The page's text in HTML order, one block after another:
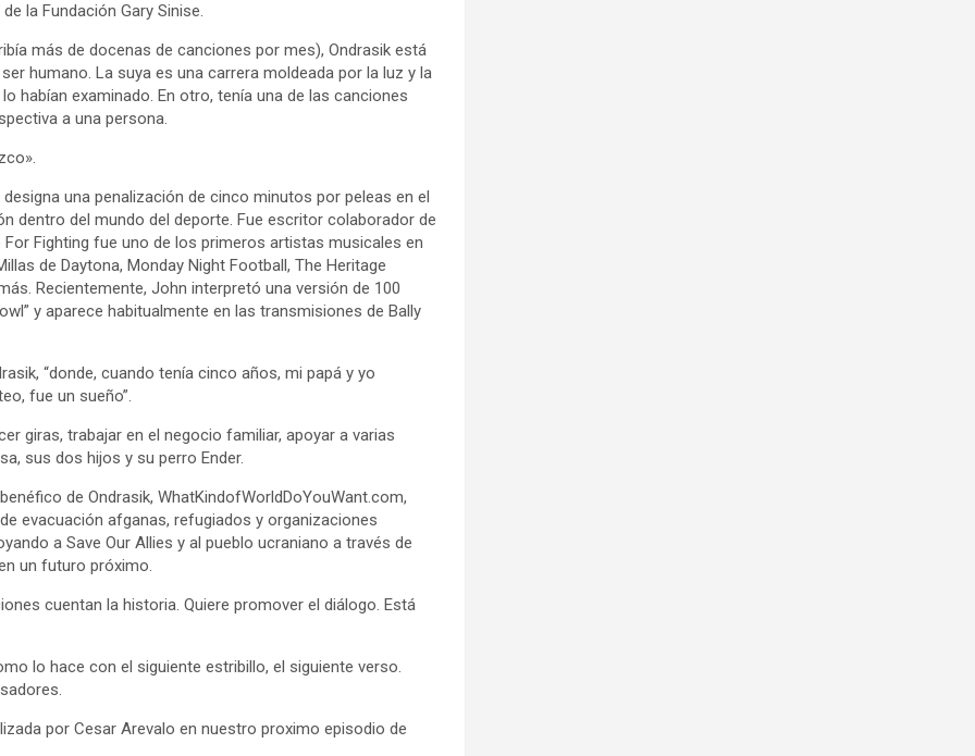
la Fundación Gary Sinise.
más de docenas de canciones por mes), Ondrasik está
humano. La suya es una carrera moldeada por la luz y la
habían examinado. En otro, tenía una de las canciones
a una persona.
una penalización de cinco minutos por peleas en el
dentro del mundo del deporte. Fue escritor colaborador de
Fighting fue uno de los primeros artistas musicales en
de Daytona, Monday Night Football, The Heritage
Recientemente, John interpretó una versión de 100
y aparece habitualmente en las transmisiones de Bally
“donde, cuando tenía cinco años, mi papá y yo
fue un sueño”.
giras, trabajar en el negocio familiar, apoyar a varias
sus dos hijos y su perro Ender.
de Ondrasik, WhatKindofWorldDoYouWant.com,
evacuación afganas, refugiados y organizaciones
a Save Our Allies y al pueblo ucraniano a través de
un futuro próximo.
cuentan la historia. Quiere promover el diálogo. Está
lo hace con el siguiente estribillo, el siguiente verso.
por Cesar Arevalo en nuestro proximo episodio de